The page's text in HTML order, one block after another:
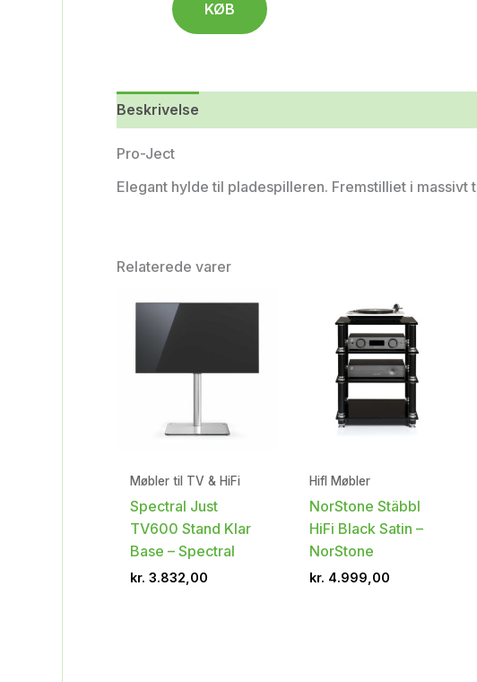
KØB
Beskrivelse
Pro-Ject
Elegant hylde til pladespilleren. Fremstilliet i
Relaterede varer
Møbler til TV & HiFi
Spectral Just
TV600 Stand Klar
Base – Spectral
kr. 3.832,00
HifI Møbler
NorStone Stäbbl
HiFi Black Satin –
NorStone
kr. 4.999,00